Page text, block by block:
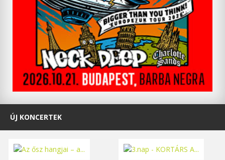
ÚJ KONCERTEK